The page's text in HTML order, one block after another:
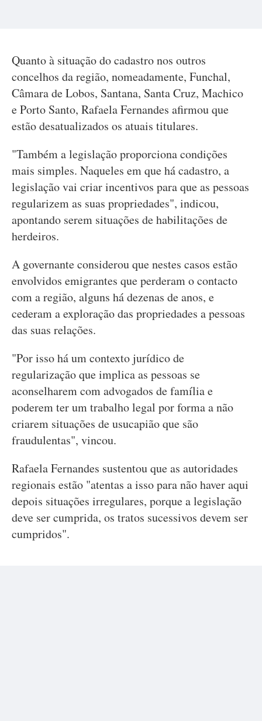
Quanto à situação do cadastro nos outros
concelhos da região, nomeadamente, Funchal,
Câmara de Lobos, Santana, Santa Cruz, Machico
e Porto Santo, Rafaela Fernandes afirmou que
estão desatualizados os atuais titulares.
"Também a legislação proporciona condições
mais simples. Naqueles em que há cadastro, a
legislação vai criar incentivos para que as pessoas
regularizem as suas propriedades", indicou,
apontando serem situações de habilitações de
herdeiros.
A governante considerou que nestes casos estão
envolvidos emigrantes que perderam o contacto
com a região, alguns há dezenas de anos, e
cederam a exploração das propriedades a pessoas
das suas relações.
"Por isso há um contexto jurídico de
regularização que implica as pessoas se
aconselharem com advogados de família e
poderem ter um trabalho legal por forma a não
criarem situações de usucapião que são
fraudulentas", vincou.
Rafaela Fernandes sustentou que as autoridades
regionais estão "atentas a isso para não haver aqui
depois situações irregulares, porque a legislação
deve ser cumprida, os tratos sucessivos devem ser
cumpridos".